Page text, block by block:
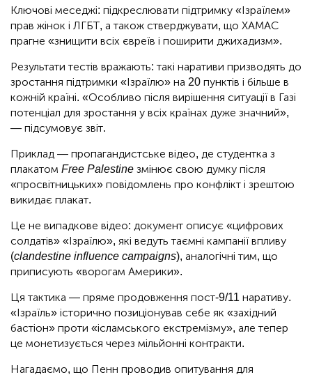
Ключові меседжі: підкреслювати підтримку «Ізраїлем»
прав жінок і ЛГБТ, а також стверджувати, що ХАМАС
прагне «знищити всіх євреїв і поширити джихадизм».
Результати тестів вражають: такі наративи призводять до
зростання підтримки «Ізраїлю» на 20 пунктів і більше в
кожній країні. «Особливо після вирішення ситуації в Газі
потенціал для зростання у всіх країнах дуже значний»,
— підсумовує звіт.
Приклад — пропагандистське відео, де студентка з
плакатом Free Palestine змінює свою думку після
«просвітницьких» повідомлень про конфлікт і зрештою
викидає плакат.
Це не випадкове відео: документ описує «цифрових
солдатів» «Ізраїлю», які ведуть таємні кампанії впливу
(clandestine influence campaigns), аналогічні тим, що
приписують «ворогам Америки».
Ця тактика — пряме продовження пост-9/11 наративу.
«Ізраїль» історично позиціонував себе як «західний
бастіон» проти «ісламського екстремізму», але тепер
це монетизується через мільйонні контракти.
Нагадаємо, що Пенн проводив опитування для